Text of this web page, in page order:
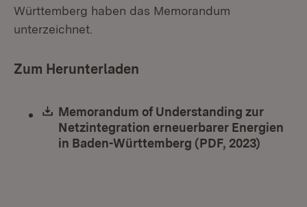
Württemberg haben das Memorandum
unterzeichnet.
Zum Herunterladen
Download:
Memorandum of Understanding zur
Netzintegration erneuerbarer Energien
in Baden-Württemberg (PDF, 2023)